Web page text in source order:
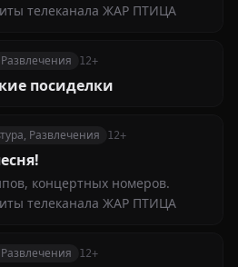
телеканала ЖАР ПТИЦА
12+
посиделки
Развлечения 12+
концертных номеров.
телеканала ЖАР ПТИЦА
12+